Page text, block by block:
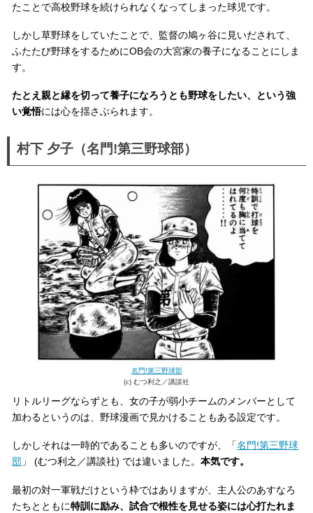
たことで高校野球を続けられなくなってしまった球児です。
しかし草野球をしていたことで、監督の鳩ヶ谷に見いだされて、
ふたたび野球をするためにOB会の大宮家の養子になることにしま
す。
たとえ親と縁を切って養子になろうとも野球をしたい、という強
い覚悟には心を揺さぶられます。
村下 夕子（名門!第三野球部）
名門!第三野球部
(c) むつ利之／講談社
リトルリーグならずとも、女の子が弱小チームのメンバーとして
加わるというのは、野球漫画で見かけることもある設定です。
しかしそれは一時的であることも多いのですが、「名門!第三野球
部 」 (むつ利之／講談社) では違いました。本気です。
最初の対一軍戦だけという枠ではありますが、主人公のあすなろ
たちとともに特訓に励み、試合で根性を見せる姿には心打たれま